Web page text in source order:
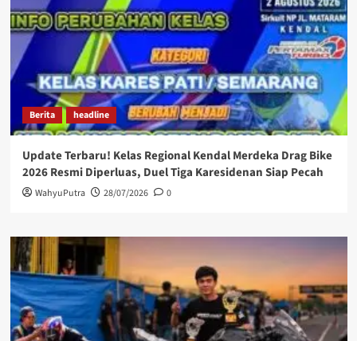
Berita headline
Update Terbaru! Kelas Regional Kendal Merdeka Drag Bike
2026 Resmi Diperluas, Duel Tiga Karesidenan Siap Pecah
WahyuPutra 28/07/2026 0